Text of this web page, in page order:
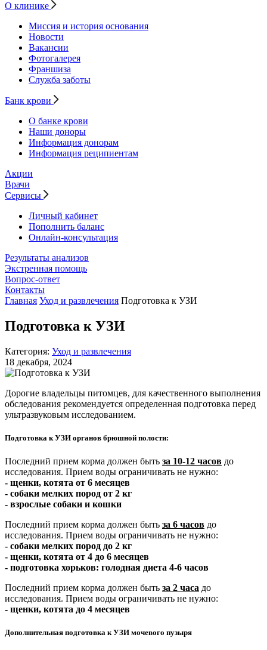
О клинике
Миссия и история основания
Новости
Вакансии
Фотогалерея
Франшиза
Служба заботы
Банк крови
О банке крови
Наши доноры
Информация донорам
Информация реципиентам
Акции
Врачи
Сервисы
Личный кабинет
Пополнить баланс
Онлайн-консультация
Результаты анализов
Экстренная помощь
Вопрос-ответ
Контакты
Главная Уход и развлечения Подготовка к УЗИ
Подготовка к УЗИ
Категория: Уход и развлечения
18 декабря, 2024
Дорогие владельцы питомцев, для качественного выполнения
обследования рекомендуется определенная подготовка перед
ультразвуковым исследованием.
Подготовка к УЗИ органов брюшной полости:
Последний прием корма должен быть за 10-12 часов до
исследования. Прием воды ограничивать не нужно:
- щенки, котята от 6 месяцев
- собаки мелких пород от 2 кг
- взрослые собаки и кошки
Последний прием корма должен быть за 6 часов до
исследования. Прием воды ограничивать не нужно:
- собаки мелких пород до 2 кг
- щенки, котята от 4 до 6 месяцев
- подготовка хорьков: голодная диета 4-6 часов
Последний прием корма должен быть за 2 часа до
исследования. Прием воды ограничивать не нужно:
- щенки, котята до 4 месяцев
Дополнительная подготовка к УЗИ мочевого пузыря